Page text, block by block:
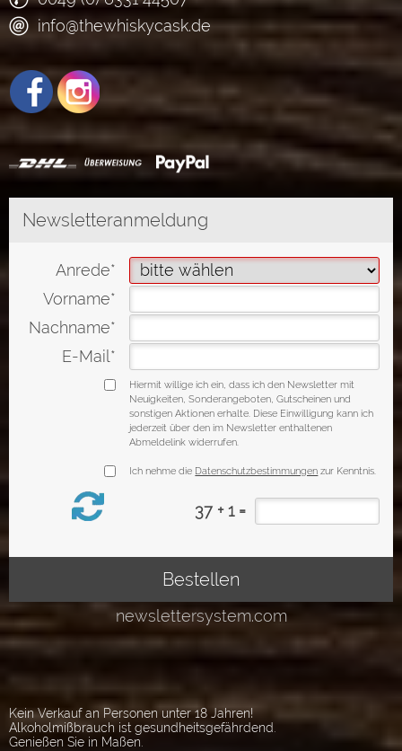
info@thewhiskycask.de
Kein Verkauf an Personen unter 18 Jahren!
Alkoholmißbrauch ist gesundheitsgefährdend.
Genießen Sie in Maßen.